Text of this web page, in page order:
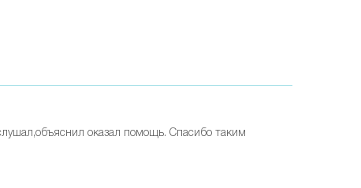
оказал помощь. Спасибо таким